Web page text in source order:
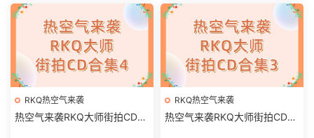
RKQ热空气来袭
热空气来袭RKQ大师街拍CD合
RKQ热空气来袭
热空气来袭RKQ大师街拍CD合